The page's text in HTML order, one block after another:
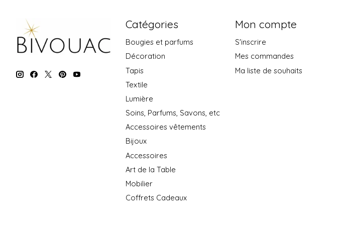
Catégories
Bougies et parfums
Décoration
Tapis
Textile
Lumière
Soins, Parfums, Savons, etc
Accessoires vêtements
Bijoux
Accessoires
Art de la Table
Mobilier
Coffrets Cadeaux
Mon compte
S'inscrire
Mes commandes
Ma liste de souhaits